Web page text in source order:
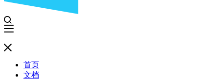
首页
文档